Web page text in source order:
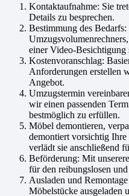
Kontaktaufnahme: Sie
Details zu besprechen.
Bestimmung des
einer Video-Besichtigung
Kostenvoranschlag:
Anforderungen erstellen
Angebot.
Umzugstermin
wir einen passenden
bestmöglich zu erfüllen.
Möbel demontieren,
demontiert vorsichtig
verlädt sie anschließend
Beförderung: Mit
für den reibungslosen
Ausladen und
Möbelstücke ausgeladen